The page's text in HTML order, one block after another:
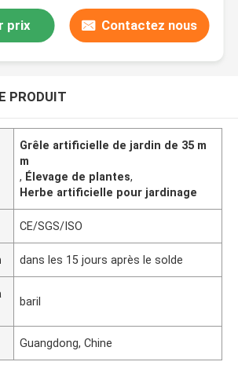
prix Contactez nous
PRODUIT
Grêle artificielle de jardin de 35 m
m
, Élevage de plantes,
Herbe artificielle pour jardinage
CE/SGS/ISO
dans les 15 jours après le solde
baril
Guangdong, Chine